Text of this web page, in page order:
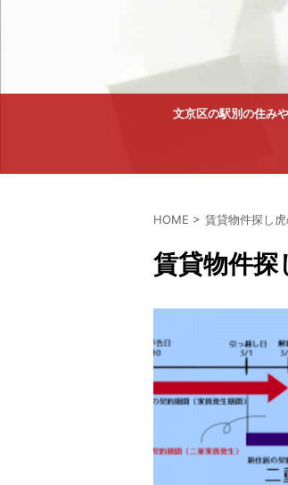
文京区の駅別の住み
HOME > 賃貸物件探し
賃貸物件探